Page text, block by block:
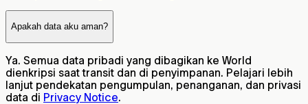
Apakah data aku aman?
Ya. Semua data pribadi yang dibagikan ke World
dienkripsi saat transit dan di penyimpanan. Pelajari lebih
lanjut pendekatan pengumpulan, penanganan, dan privasi
data di Privacy Notice.